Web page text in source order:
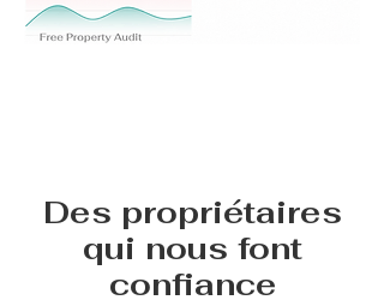
Des propriétaires
qui nous font
confiance